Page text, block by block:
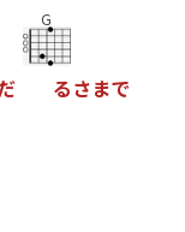
G
るさまで